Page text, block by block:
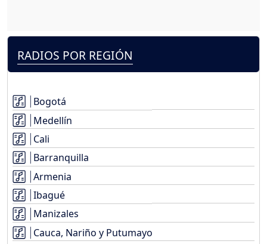
RADIOS POR REGIÓN
Bogotá
Medellín
Cali
Barranquilla
Armenia
Ibagué
Manizales
Cauca, Nariño y Putumayo